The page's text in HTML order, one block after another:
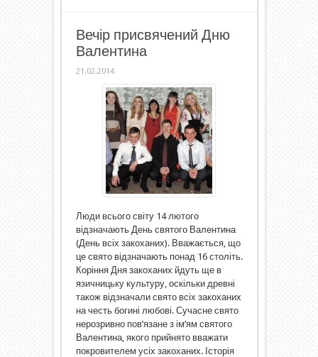
Вечір присвячений Дню
Валентина
21.02.2014
Люди всього світу 14 лютого
відзначають День святого Валентина
(День всіх закоханих). Вважається, що
це свято відзначають понад 16 століть.
Коріння Дня закоханих йдуть ще в
язичницьку культуру, оскільки древні
також відзначали свято всіх закоханих
на честь богині любові. Сучасне свято
нерозривно пов’язане з ім’ям святого
Валентина, якого прийнято вважати
покровителем усіх закоханих. Історія